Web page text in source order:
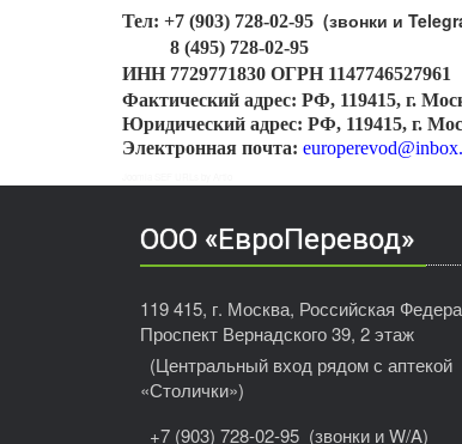
Тел: +7 (903) 728-02-95 (звонки и
8 (495) 728-02-95
ИНН 7729771830 ОГРН 1147746527961
Фактический адрес: РФ, 119415, г.
Юридический адрес: РФ, 119415, г.
Электронная почта:
ООО «ЕвроПеревод»
119 415, г. Москва, Российская
Проспект Вернадского 39, 2 этаж
(Центральный вход рядом с аптекой
«Столички»)
+7 (903) 728-02-95 (звонки и W/A)